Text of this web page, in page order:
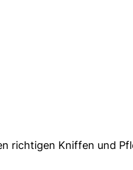
richtigen Kniffen und